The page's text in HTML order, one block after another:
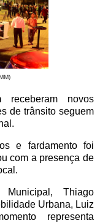
novos
de trânsito seguem
e fardamento foi
com a presença de
Thiago
Urbana, Luiz
representa